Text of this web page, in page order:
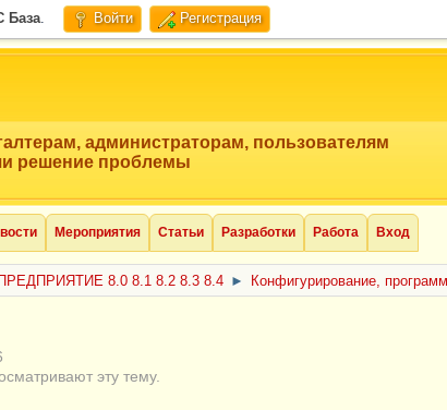
База. Войти Регистрация
администраторам, пользователям
решение проблемы
Мероприятия Статьи Разработки Работа Вход
8.0 8.1 8.2 8.3 8.4 ► Конфигурирование,
эту тему.